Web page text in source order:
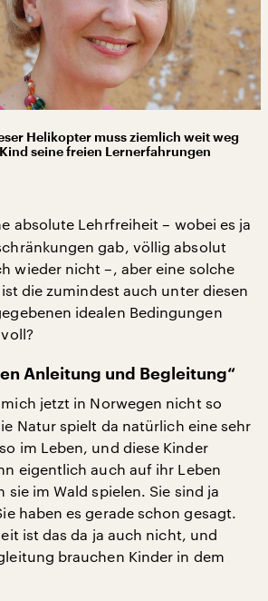
Helikopter muss ziemlich weit weg
seine freien Lernerfahrungen
absolute Lehrfreiheit – wobei es ja
gab, völlig absolut
wieder nicht –, aber eine solche
die zumindest auch unter diesen
idealen Bedingungen
Anleitung und Begleitung“
jetzt in Norwegen nicht so
Natur spielt da natürlich eine sehr
im Leben, und diese Kinder
eigentlich auch auf ihr Leben
im Wald spielen. Sie sind ja
haben es gerade schon gesagt.
ist das da ja auch nicht, und
brauchen Kinder in dem